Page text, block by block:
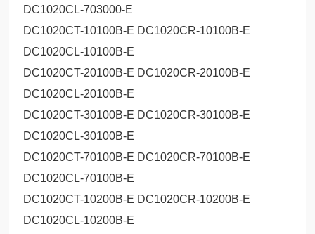
DC1020CL-703000-E
DC1020CT-10100B-E DC1020CR-10100B-E
DC1020CL-10100B-E
DC1020CT-20100B-E DC1020CR-20100B-E
DC1020CL-20100B-E
DC1020CT-30100B-E DC1020CR-30100B-E
DC1020CL-30100B-E
DC1020CT-70100B-E DC1020CR-70100B-E
DC1020CL-70100B-E
DC1020CT-10200B-E DC1020CR-10200B-E
DC1020CL-10200B-E